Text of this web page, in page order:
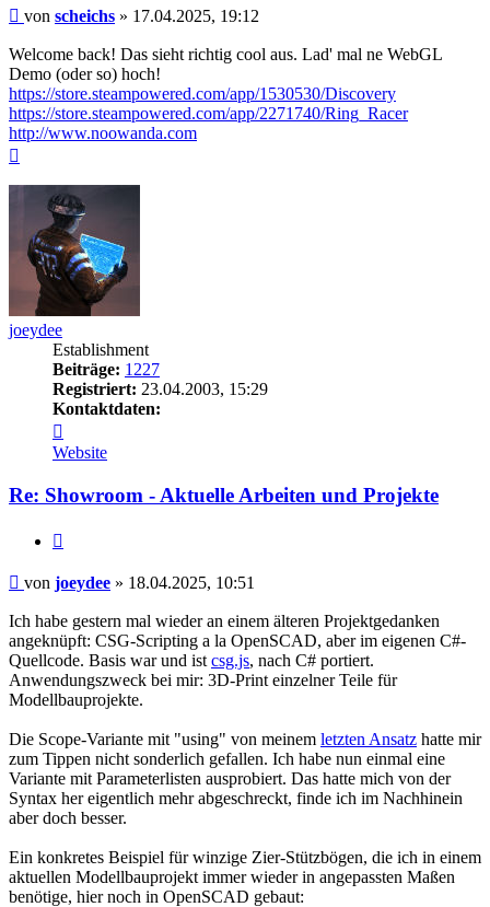
Beitrag
von scheichs » 17.04.2025, 19:12
Welcome back! Das sieht richtig cool aus. Lad' mal ne WebGL
Demo (oder so) hoch!
https://store.steampowered.com/app/1530530/Discovery
https://store.steampowered.com/app/2271740/Ring_Racer
http://www.noowanda.com
joeydee
Establishment
Beiträge: 1227
Registriert: 23.04.2003, 15:29
Kontaktdaten:
von
joeydee
Website
Re: Showroom - Aktuelle Arbeiten und Projekte
Beitrag
von joeydee » 18.04.2025, 10:51
Ich habe gestern mal wieder an einem älteren Projektgedanken
angeknüpft: CSG-Scripting a la OpenSCAD, aber im eigenen C#-
Quellcode. Basis war und ist csg.js, nach C# portiert.
Anwendungszweck bei mir: 3D-Print einzelner Teile für
Modellbauprojekte.
Die Scope-Variante mit "using" von meinem letzten Ansatz hatte mir
zum Tippen nicht sonderlich gefallen. Ich habe nun einmal eine
Variante mit Parameterlisten ausprobiert. Das hatte mich von der
Syntax her eigentlich mehr abgeschreckt, finde ich im Nachhinein
aber doch besser.
Ein konkretes Beispiel für winzige Zier-Stützbögen, die ich in einem
aktuellen Modellbauprojekt immer wieder in angepassten Maßen
benötige, hier noch in OpenSCAD gebaut: